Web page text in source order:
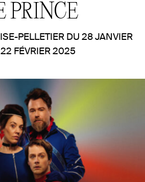
PRINCE
PELLETIER DU 28 JANVIER
FÉVRIER 2025